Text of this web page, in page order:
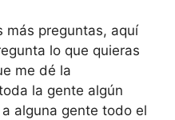
más preguntas, aquí
lo que quieras
me dé la
la gente algún
alguna gente todo el